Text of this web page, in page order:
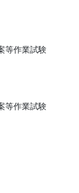
作業試験
作業試験